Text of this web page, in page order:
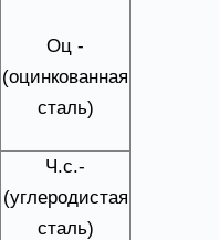
Оц -
(оцинкованная
сталь)
Ч.с.-
(углеродистая
сталь)